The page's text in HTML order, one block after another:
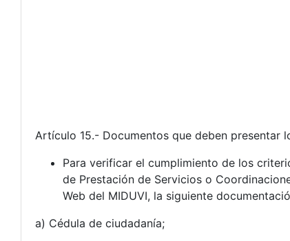
Artículo 15.- Documentos que deben presentar
Para verificar el cumplimiento de los
de Prestación de Servicios o
Web del MIDUVI, la siguiente
​a) Cédula de ciudadanía;